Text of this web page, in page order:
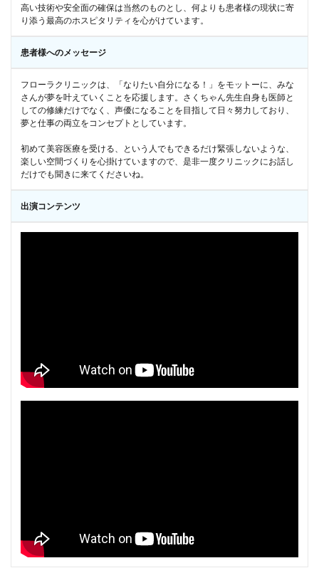
高い技術や安全面の確保は当然のものとし、何よりも患者様の現状に寄
り添う最高のホスピタリティを心がけています。
患者様へのメッセージ
フローラクリニックは、「なりたい自分になる！」をモットーに、みな
さんが夢を叶えていくことを応援します。さくちゃん先生自身も医師と
しての修練だけでなく、声優になることを目指して日々努力しており、
夢と仕事の両立をコンセプトとしています。
初めて美容医療を受ける、という人でもできるだけ緊張しないような、
楽しい空間づくりを心掛けていますので、是非一度クリニックにお話し
だけでも聞きに来てくださいね。
出演コンテンツ